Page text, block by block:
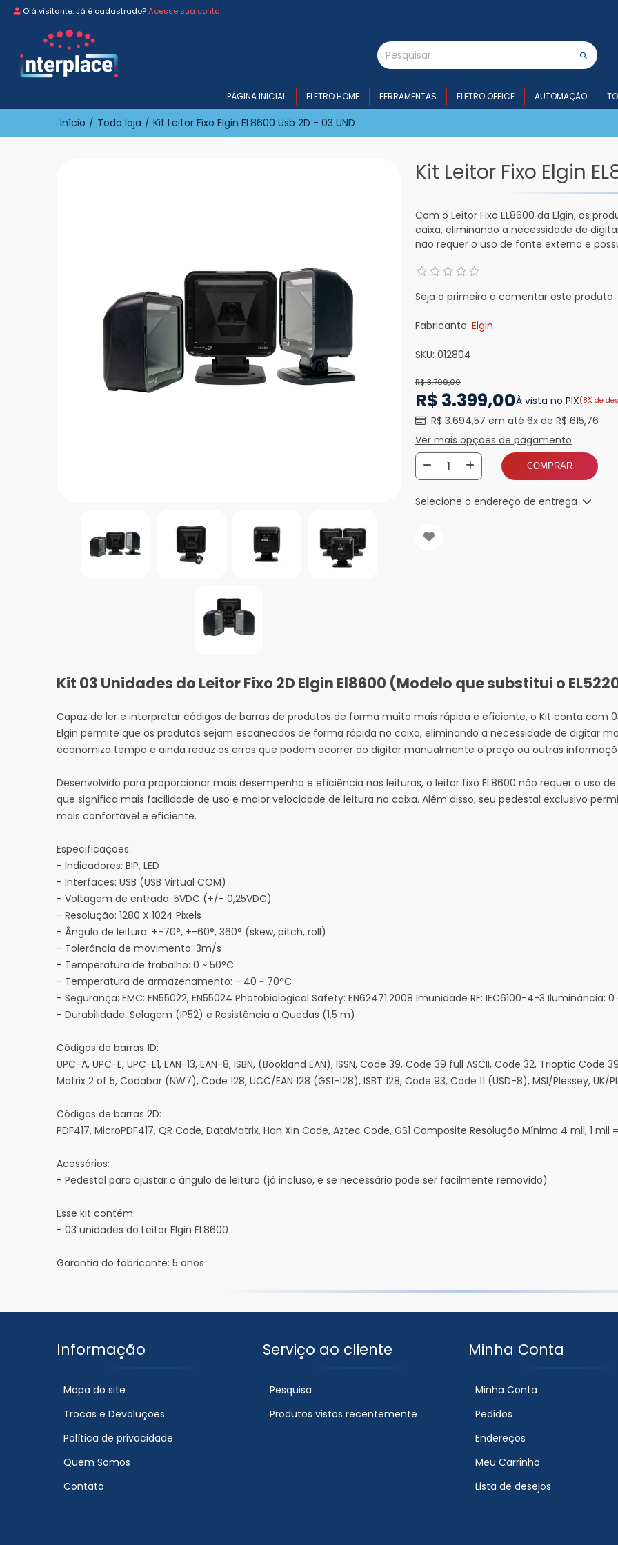
Olá visitante. Já é cadastrado?Acesse sua conta.
PÁGINA INICIAL ELETRO HOME FERRAMENTAS ELETRO OFFICE AUTOMAÇÃO
Início / Toda loja / Kit Leitor Fixo Elgin EL8600 Usb 2D - 03 UND
Kit Leitor Fixo Elgin
Com o Leitor Fixo EL8600 da Elgin, os
caixa, eliminando a necessidade de
não requer o uso de fonte externa e
Seja o primeiro a comentar este produto
Fabricante: Elgin
SKU: 012804
R$ 3.799,00
R$ 3.399,00À vista no PIX(8% de
R$ 3.694,57 em até 6x de R$ 615,76
Ver mais opções de pagamento
COMPRAR
Selecione o endereço de entrega
Kit 03 Unidades do Leitor Fixo 2D Elgin El8600 (Modelo que substitui o
Capaz de ler e interpretar códigos de barras de produtos de forma muito mais rápida e eficiente, o Kit conta com
Elgin permite que os produtos sejam escaneados de forma rápida no caixa, eliminando a necessidade de digitar
economiza tempo e ainda reduz os erros que podem ocorrer ao digitar manualmente o preço ou outras
Desenvolvido para proporcionar mais desempenho e eficiência nas leituras, o leitor fixo EL8600 não requer o uso
que significa mais facilidade de uso e maior velocidade de leitura no caixa. Além disso, seu pedestal exclusivo
mais confortável e eficiente.
Especificações:
- Indicadores: BIP, LED
- Interfaces: USB (USB Virtual COM)
- Voltagem de entrada: 5VDC (+/- 0,25VDC)
- Resolução: 1280 X 1024 Pixels
- Ângulo de leitura: +-70°, +-60°, 360° (skew, pitch, roll)
- Tolerância de movimento: 3m/s
- Temperatura de trabalho: 0 ~ 50°C
- Temperatura de armazenamento: - 40 ~ 70°C
- Segurança: EMC: EN55022, EN55024 Photobiological Safety: EN62471:2008 Imunidade RF: IEC6100-4-3 Iluminância: 0
- Durabilidade: Selagem (IP52) e Resistência a Quedas (1,5 m)
Códigos de barras 1D:
UPC-A, UPC-E, UPC-E1, EAN-13, EAN-8, ISBN, (Bookland EAN), ISSN, Code 39, Code 39 full ASCII, Code 32, Trioptic
Matrix 2 of 5, Codabar (NW7), Code 128, UCC/EAN 128 (GS1-128), ISBT 128, Code 93, Code 11 (USD-8), MSI/Plessey,
Códigos de barras 2D:
PDF417, MicroPDF417, QR Code, DataMatrix, Han Xin Code, Aztec Code, GS1 Composite Resolução Mínima 4 mil, 1 mil
Acessórios:
- Pedestal para ajustar o ângulo de leitura (já incluso, e se necessário pode ser facilmente removido)
Esse kit contém:
- 03 unidades do Leitor Elgin EL8600
Garantia do fabricante: 5 anos
Informação
Mapa do site
Trocas e Devoluções
Política de privacidade
Quem Somos
Contato
Serviço ao cliente
Pesquisa
Produtos vistos recentemente
Minha Conta
Minha Conta
Pedidos
Endereços
Meu Carrinho
Lista de desejos